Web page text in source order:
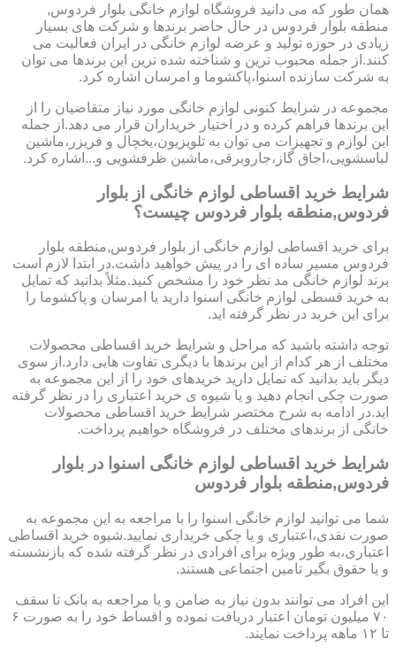
همان طور که می دانید فروشگاه لوازم خانگی بلوار فردوس,
منطقه بلوار فردوس در حال حاضر برندها و شرکت های بسیار
زیادی در حوزه تولید و عرضه لوازم خانگی در ایران فعالیت می
کنند.از جمله محبوب ترین و شناخته شده ترین این برندها می توان
به شرکت سازنده اسنوا،پاکشوما و امرسان اشاره کرد.
مجموعه در شرایط کنونی لوازم خانگی مورد نیاز متقاضیان را از
این برندها فراهم کرده و در اختیار خریداران قرار می دهد.از جمله
این لوازم و تجهیزات می توان به تلویزیون،یخچال و فریزر،ماشین
لباسشویی،اجاق گاز،جاروبرقی،ماشین ظرفشویی و...اشاره کرد.
شرایط خرید اقساطی لوازم خانگی از بلوار
فردوس,منطقه بلوار فردوس چیست؟
برای خرید اقساطی لوازم خانگی از بلوار فردوس,منطقه بلوار
فردوس مسیر ساده ای را در پیش خواهید داشت.در ابتدا لازم است
برند لوازم خانگی مد نظر خود را مشخص کنید.مثلاً بدانید که تمایل
به خرید قسطی لوازم خانگی اسنوا دارید یا امرسان و پاکشوما را
برای این خرید در نظر گرفته اید.
توجه داشته باشید که مراحل و شرایط خرید اقساطی محصولات
مختلف از هر کدام از این برندها با دیگری تفاوت هایی دارد.از سوی
دیگر باید بدانید که تمایل دارید خریدهای خود را از این مجموعه به
صورت چکی انجام دهید و یا شیوه ی خرید اعتباری را در نظر گرفته
اید.در ادامه به شرح مختصر شرایط خرید اقساطی محصولات
خانگی از برندهای مختلف در فروشگاه خواهیم پرداخت.
شرایط خرید اقساطی لوازم خانگی اسنوا در بلوار
فردوس,منطقه بلوار فردوس
شما می توانید لوازم خانگی اسنوا را با مراجعه به این مجموعه به
صورت نقدی،اعتباری و یا چکی خریداری نمایید.شیوه خرید اقساطی
اعتباری،به طور ویژه برای افرادی در نظر گرفته شده که بازنشسته
و یا حقوق بگیر تامین اجتماعی هستند.
این افراد می توانند بدون نیاز به ضامن و یا مراجعه به بانک تا سقف
۷۰ میلیون تومان اعتبار دریافت نموده و اقساط خود را به صورت ۶
تا ۱۲ ماهه پرداخت نمایند.